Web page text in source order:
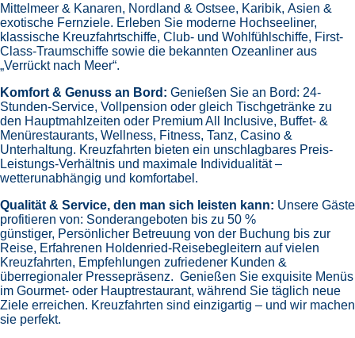
Mittelmeer & Kanaren, Nordland & Ostsee, Karibik, Asien &
exotische Fernziele. Erleben Sie moderne Hochseeliner,
klassische Kreuzfahrtschiffe, Club- und Wohlfühlschiffe, First-
Class-Traumschiffe sowie die bekannten Ozeanliner aus
„Verrückt nach Meer“.
Komfort & Genuss an Bord: Genießen Sie an Bord: 24-
Stunden-Service, Vollpension oder gleich Tischgetränke zu
den Hauptmahlzeiten oder Premium All Inclusive, Buffet- &
Menürestaurants, Wellness, Fitness, Tanz, Casino &
Unterhaltung. Kreuzfahrten bieten ein unschlagbares Preis-
Leistungs-Verhältnis und maximale Individualität –
wetterunabhängig und komfortabel.
Qualität & Service, den man sich leisten kann: Unsere Gäste
profitieren von: Sonderangeboten bis zu 50 %
günstiger, Persönlicher Betreuung von der Buchung bis zur
Reise, Erfahrenen Holdenried-Reisebegleitern auf vielen
Kreuzfahrten, Empfehlungen zufriedener Kunden &
überregionaler Pressepräsenz. Genießen Sie exquisite Menüs
im Gourmet- oder Hauptrestaurant, während Sie täglich neue
Ziele erreichen. Kreuzfahrten sind einzigartig – und wir machen
sie perfekt.